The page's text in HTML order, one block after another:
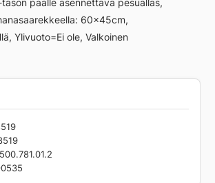
päälle asennettava pesuallas,
60x45cm,
Ylivuoto=Ei ole, Valkoinen
500.781.01.2